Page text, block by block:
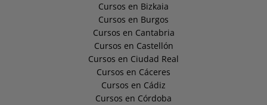
Cursos en Bizkaia
Cursos en Burgos
Cursos en Cantabria
Cursos en Castellón
Cursos en Ciudad Real
Cursos en Cáceres
Cursos en Cádiz
Cursos en Córdoba